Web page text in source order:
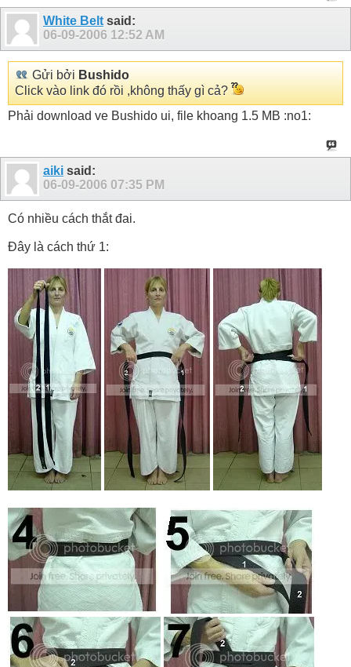
White Belt said:
06-09-2006 12:52 AM
Gửi bởi Bushido
Click vào link đó rồi ,không thấy gì cả?
Phải download ve Bushido ui, file khoang 1.5 MB :no1:
aiki said:
06-09-2006 07:35 PM
Có nhiều cách thắt đai.
Đây là cách thứ 1: